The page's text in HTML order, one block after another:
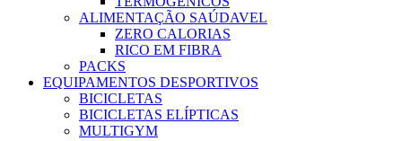
ALIMENTAÇÃO SAÚDAVEL
ZERO CALORIAS
RICO EM FIBRA
PACKS
EQUIPAMENTOS DESPORTIVOS
BICICLETAS
BICICLETAS ELÍPTICAS
MULTIGYM